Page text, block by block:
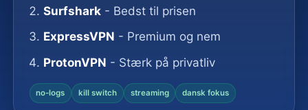
Surfshark- Bedst til prisen
ExpressVPN - Premium og nem
ProtonVPN - Stærk på privatliv
no-logs kill switch streaming dansk fokus